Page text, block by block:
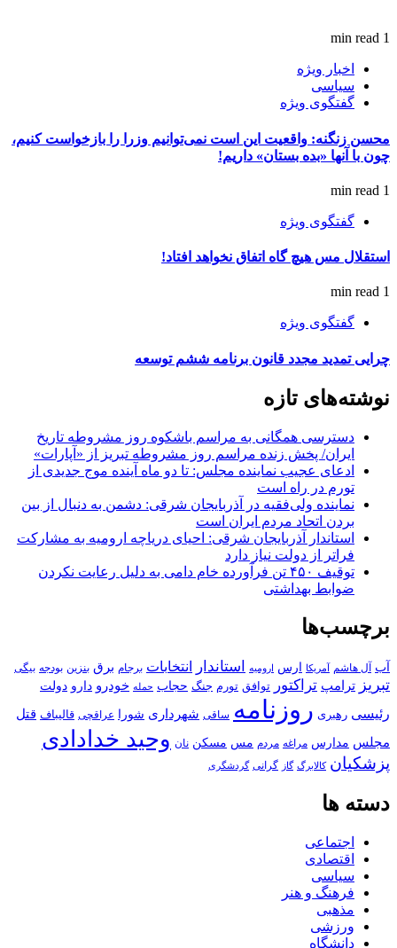
1 min read
اخبار ویژه
سیاسی
گفتگوی ویژه
محسن زنگنه: واقعیت این است نمی‌توانیم وزرا را بازخواست کنیم،
چون با آنها «بده بستان» داریم!
1 min read
گفتگوی ویژه
استقلال مس هیچ گاه اتفاق نخواهد افتاد!
1 min read
گفتگوی ویژه
چرایی تمدید مجدد قانون برنامه ششم توسعه
نوشته‌های تازه
دسترسی همگانی به مراسم باشکوه روز مشروطه تاریخ
ایران/ پخش زنده مراسم روز مشروطه تبریز از «آپارات»
ادعای عجیب نماینده مجلس: تا دو ماه آینده موج جدیدی از
تورم در راه است
نماینده ولی‌فقیه در آذربایجان شرقی: دشمن به دنبال از بین
بردن اتحاد مردم ایران است
استاندار آذربایجان شرقی: احیای دریاچه ارومیه به مشارکت
فراتر از دولت نیاز دارد
توقیف ۴۵۰ تن فرآورده خام دامی به دلیل رعایت نکردن
ضوابط بهداشتی
برچسب‌ها
آب آل هاشم آمریکا ارس ارومیه استاندار انتخابات برجام برق بنزین بودجه بیگی
تبریز ترامپ تراکتور توافق تورم جنگ حجاب حمله خودرو دارو دولت
رئیسی رهبری روزنامه ساقی شهرداری شورا عراقچی قالیباف قتل
مجلس مدارس مراغه مردم مس مسکن نان وحید خدادادی
پزشکیان کالابرگ گاز گرانی گردشگری
دسته ها
اجتماعی
اقتصادی
سیاسی
فرهنگ و هنر
مذهبی
ورزشی
دانشگاه